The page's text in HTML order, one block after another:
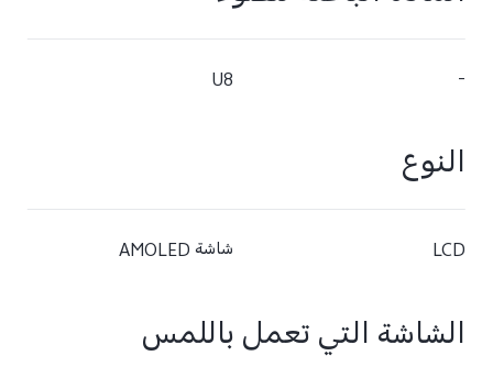
-
U8
النوع
LCD شاشة AMOLED
الشاشة التي تعمل باللمس